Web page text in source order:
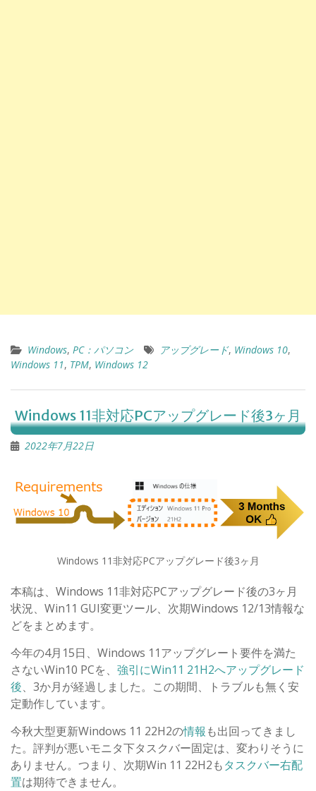
Windows, PC：パソコン アップグレード, Windows 10,
Windows 11, TPM, Windows 12
Windows 11非対応PCアップグレード後3ヶ月
2022年7月22日
Windows 11非対応PCアップグレード後3ヶ月
本稿は、Windows 11非対応PCアップグレード後の3ヶ月
状況、Win11 GUI変更ツール、次期Windows 12/13情報な
どをまとめます。
今年の4月15日、Windows 11アップグレート要件を満た
さないWin10 PCを、 強引にWin11 21H2へアップグレード
後、3か月が経過しました。この期間、トラブルも無く安
定動作しています。
今秋大型更新Windows 11 22H2の情報 も出回ってきまし
た。評判が悪いモニタ下タスクバー固定は、変わりそうに
ありません。つまり、次期Win 11 22H2もタスクバー右配
置は期待できません。